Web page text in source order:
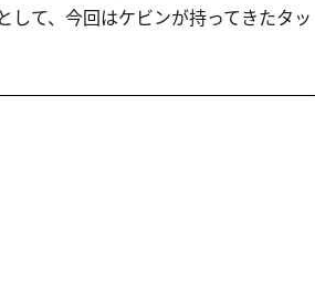
て、今回はケビンが持ってきたタッ